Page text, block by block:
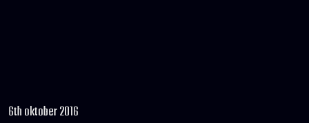
6th oktober 2016